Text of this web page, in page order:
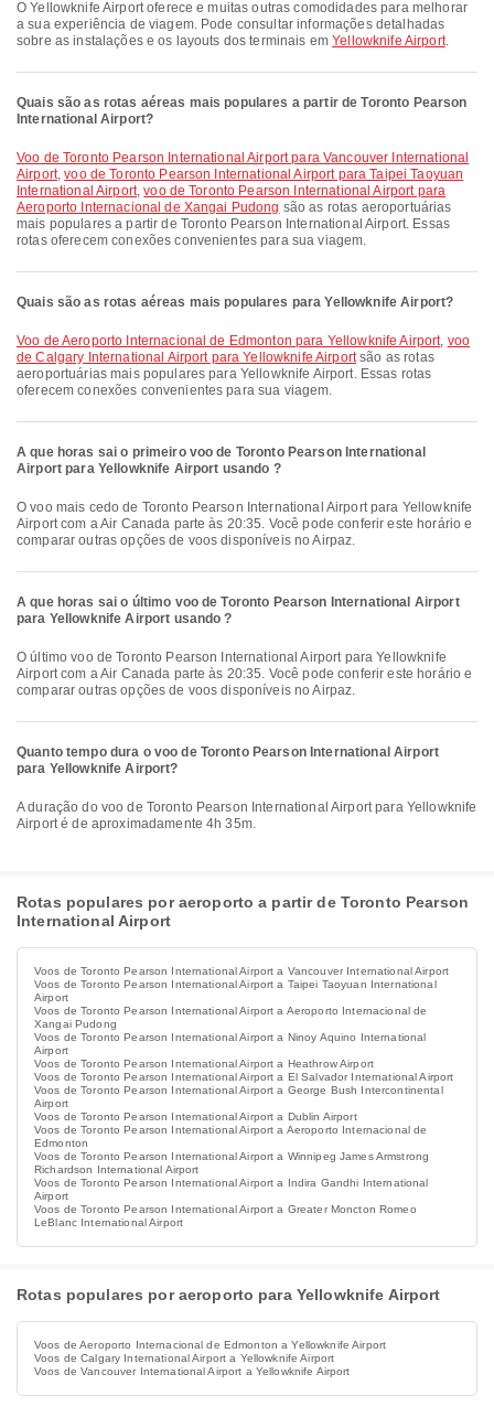
O Yellowknife Airport oferece e muitas outras comodidades para melhorar
a sua experiência de viagem. Pode consultar informações detalhadas
sobre as instalações e os layouts dos terminais emYellowknife Airport.
Quais são as rotas aéreas mais populares a partir de Toronto Pearson
International Airport?
voo de Toronto Pearson International Airport para Vancouver International
Airport,voo de Toronto Pearson International Airport para Taipei Taoyuan
International Airport,voo de Toronto Pearson International Airport para
Aeroporto Internacional de Xangai Pudong são as rotas aeroportuárias
mais populares a partir de Toronto Pearson International Airport. Essas
rotas oferecem conexões convenientes para sua viagem.
Quais são as rotas aéreas mais populares para Yellowknife Airport?
voo de Aeroporto Internacional de Edmonton para Yellowknife Airport, voo
de Calgary International Airport para Yellowknife Airportsão as rotas
aeroportuárias mais populares para Yellowknife Airport. Essas rotas
oferecem conexões convenientes para sua viagem.
A que horas sai o primeiro voo de Toronto Pearson International
Airport para Yellowknife Airport usando ?
O voo mais cedo de Toronto Pearson International Airport para Yellowknife
Airport com a Air Canada parte às 20:35. Você pode conferir este horário e
comparar outras opções de voos disponíveis no Airpaz.
A que horas sai o último voo de Toronto Pearson International Airport
para Yellowknife Airport usando ?
O último voo de Toronto Pearson International Airport para Yellowknife
Airport com a Air Canada parte às 20:35. Você pode conferir este horário e
comparar outras opções de voos disponíveis no Airpaz.
Quanto tempo dura o voo de Toronto Pearson International Airport
para Yellowknife Airport?
A duração do voo de Toronto Pearson International Airport para Yellowknife
Airport é de aproximadamente 4h 35m.
Rotas populares por aeroporto a partir de Toronto Pearson
International Airport
Voos de Toronto Pearson International Airport a Vancouver International Airport
Voos de Toronto Pearson International Airport a Taipei Taoyuan International
Airport
Voos de Toronto Pearson International Airport a Aeroporto Internacional de
Xangai Pudong
Voos de Toronto Pearson International Airport a Ninoy Aquino International
Airport
Voos de Toronto Pearson International Airport a Heathrow Airport
Voos de Toronto Pearson International Airport a El Salvador International Airport
Voos de Toronto Pearson International Airport a George Bush Intercontinental
Airport
Voos de Toronto Pearson International Airport a Dublin Airport
Voos de Toronto Pearson International Airport a Aeroporto Internacional de
Edmonton
Voos de Toronto Pearson International Airport a Winnipeg James Armstrong
Richardson International Airport
Voos de Toronto Pearson International Airport a Indira Gandhi International
Airport
Voos de Toronto Pearson International Airport a Greater Moncton Romeo
LeBlanc International Airport
Rotas populares por aeroporto para Yellowknife Airport
Voos de Aeroporto Internacional de Edmonton a Yellowknife Airport
Voos de Calgary International Airport a Yellowknife Airport
Voos de Vancouver International Airport a Yellowknife Airport